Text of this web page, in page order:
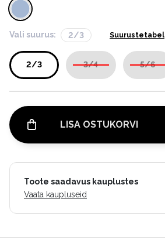
Vali suurus: 2/3 Suurustetabel
2/3 3/4 5/6
LISA OSTUKORVI
Toote saadavus kauplustes
Vaata kaupluseid